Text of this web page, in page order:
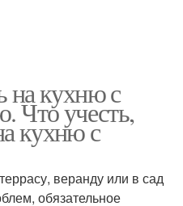
на кухню с
Что учесть,
кухню с
веранду или в сад
обязательное